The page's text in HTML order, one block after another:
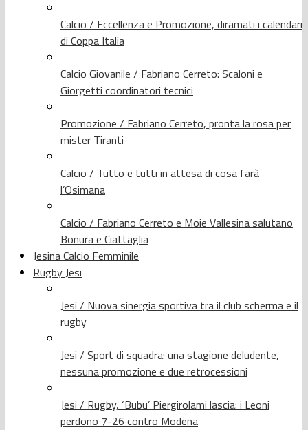
Calcio / Eccellenza e Promozione, diramati i calendari
di Coppa Italia
Calcio Giovanile / Fabriano Cerreto: Scaloni e
Giorgetti coordinatori tecnici
Promozione / Fabriano Cerreto, pronta la rosa per
mister Tiranti
Calcio / Tutto e tutti in attesa di cosa farà
l’Osimana
Calcio / Fabriano Cerreto e Moie Vallesina salutano
Bonura e Ciattaglia
Jesina Calcio Femminile
Rugby Jesi
Jesi / Nuova sinergia sportiva tra il club scherma e il
rugby
Jesi / Sport di squadra: una stagione deludente,
nessuna promozione e due retrocessioni
Jesi / Rugby, ‘Bubu’ Piergirolami lascia: i Leoni
perdono 7-26 contro Modena